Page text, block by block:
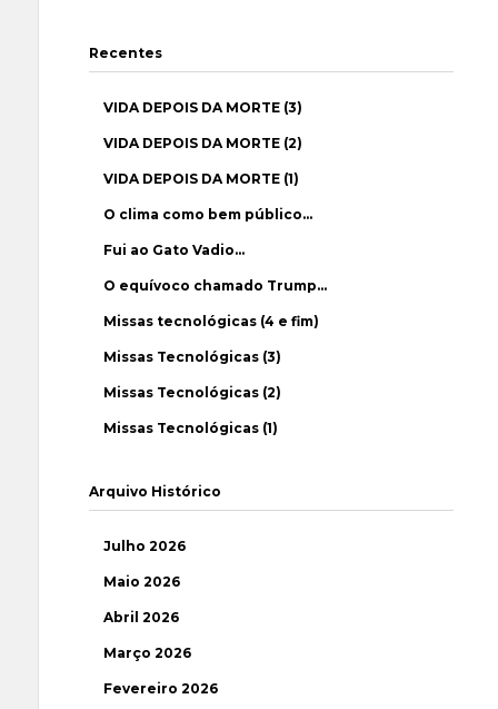
Recentes
VIDA DEPOIS DA MORTE (3)
VIDA DEPOIS DA MORTE (2)
VIDA DEPOIS DA MORTE (1)
O clima como bem público…
Fui ao Gato Vadio…
O equívoco chamado Trump…
Missas tecnológicas (4 e fim)
Missas Tecnológicas (3)
Missas Tecnológicas (2)
Missas Tecnológicas (1)
Arquivo Histórico
Julho 2026
Maio 2026
Abril 2026
Março 2026
Fevereiro 2026